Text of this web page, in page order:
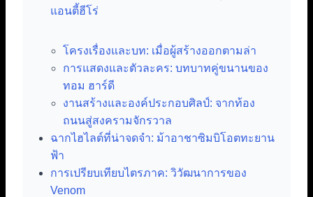
แอนตี้ฮีโร่
โครงเรื่องและบท: เมื่อผู้สร้างออกตามล่า
การแสดงและตัวละคร: บทบาทคู่ขนานของ
ทอม ฮาร์ดี
งานสร้างและองค์ประกอบศิลป์: จากท้อง
ถนนสู่สงครามจักรวาล
ฉากไฮไลต์ที่น่าจดจำ: ม้าอาชาซิมบิโอตทะยาน
ฟ้า
การเปรียบเทียบไตรภาค: วิวัฒนาการของ
Venom